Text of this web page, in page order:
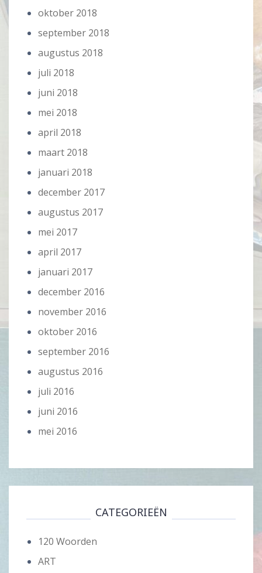
oktober 2018
september 2018
augustus 2018
juli 2018
juni 2018
mei 2018
april 2018
maart 2018
januari 2018
december 2017
augustus 2017
mei 2017
april 2017
januari 2017
december 2016
november 2016
oktober 2016
september 2016
augustus 2016
juli 2016
juni 2016
mei 2016
CATEGORIEËN
120 Woorden
ART